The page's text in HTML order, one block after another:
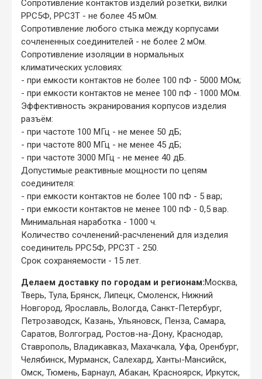
Сопротивление контактов изделий розетки, вилки
РРС5Ф, РРС3Т - не более 45 мОм.
Сопротивление любого стыка между корпусами
сочлененных соединителей - не более 2 мОм.
Сопротивление изоляции в нормальных
климатических условиях:
- при емкости контактов не более 100 пФ - 5000 МОм;
- при емкости контактов не менее 100 пФ - 1000 МОм.
Эффективность экранирования корпусов изделия
разъём:
- при частоте 100 МГц - не менее 50 дБ;
- при частоте 800 МГц - не менее 45 дБ;
- при частоте 3000 МГц - не менее 40 дБ.
Допустимые реактивные мощности по цепям
соединителя:
- при емкости контактов не более 100 пФ - 5 вар;
- при емкости контактов не менее 100 пФ - 0,5 вар.
Минимальная наработка - 1000 ч.
Количество сочленений-расчленений для изделия
соединитель РРС5Ф, РРС3Т - 250.
Срок сохраняемости - 15 лет.
Делаем доставку по городам и регионам:Москва,
Тверь, Тула, Брянск, Липецк, Смоленск, Нижний
Новгород, Ярославль, Вологда, Санкт-Петербург,
Петрозаводск, Казань, Ульяновск, Пенза, Самара,
Саратов, Волгоград, Ростов-на-Дону, Краснодар,
Ставрополь, Владикавказ, Махачкала, Уфа, Оренбург,
Челябинск, Мурманск, Салехард, Ханты-Мансийск,
Омск, Тюмень, Барнаул, Абакан, Красноярск, Иркутск,